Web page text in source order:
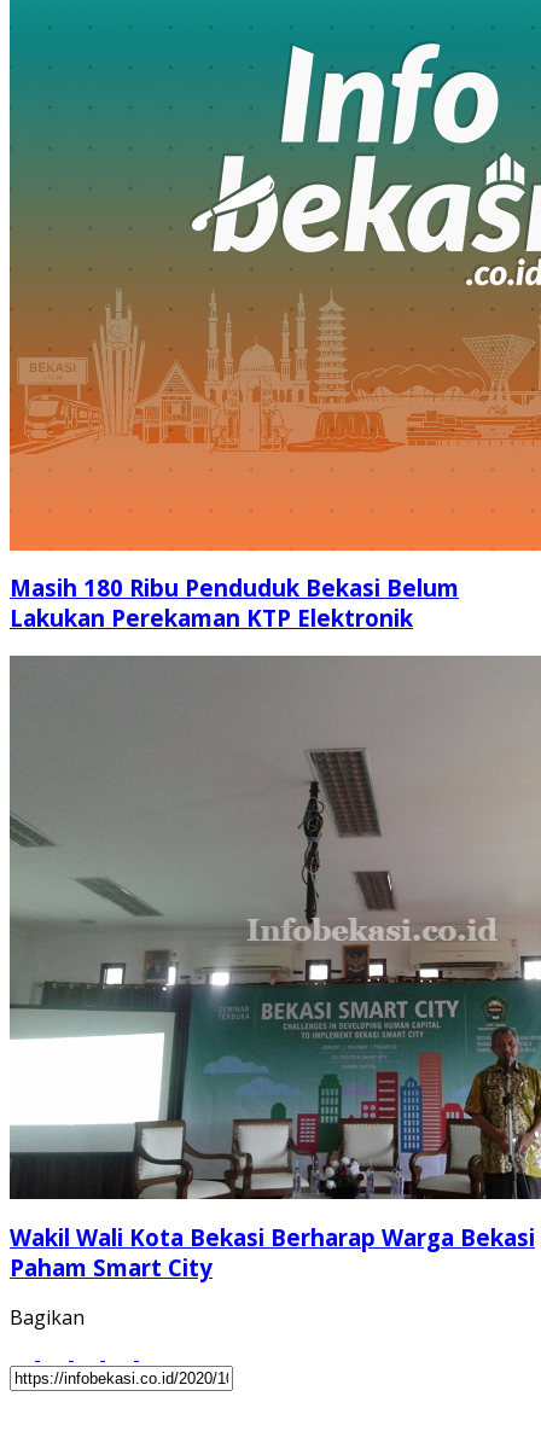
Masih 180 Ribu Penduduk Bekasi Belum
Lakukan Perekaman KTP Elektronik
Wakil Wali Kota Bekasi Berharap Warga Bekasi
Paham Smart City
Bagikan